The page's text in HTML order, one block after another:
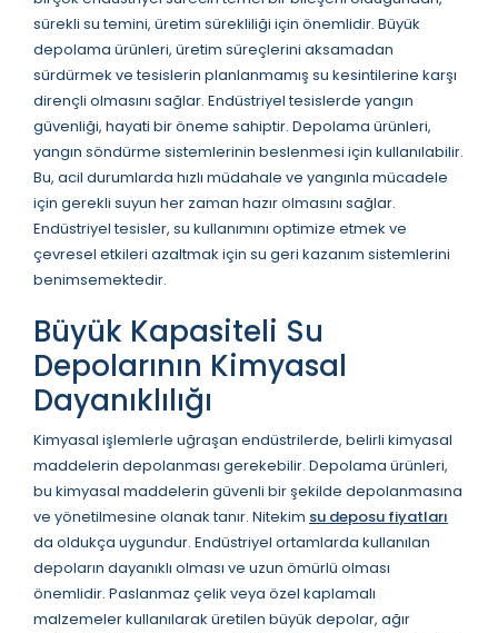
sürekli su temini, üretim sürekliliği için önemlidir. Büyük
depolama ürünleri, üretim süreçlerini aksamadan
sürdürmek ve tesislerin planlanmamış su kesintilerine karşı
dirençli olmasını sağlar. Endüstriyel tesislerde yangın
güvenliği, hayati bir öneme sahiptir. Depolama ürünleri,
yangın söndürme sistemlerinin beslenmesi için kullanılabilir.
Bu, acil durumlarda hızlı müdahale ve yangınla mücadele
için gerekli suyun her zaman hazır olmasını sağlar.
Endüstriyel tesisler, su kullanımını optimize etmek ve
çevresel etkileri azaltmak için su geri kazanım sistemlerini
benimsemektedir.
Büyük Kapasiteli Su
Depolarının Kimyasal
Dayanıklılığı
Kimyasal işlemlerle uğraşan endüstrilerde, belirli kimyasal
maddelerin depolanması gerekebilir. Depolama ürünleri,
bu kimyasal maddelerin güvenli bir şekilde depolanmasına
ve yönetilmesine olanak tanır. Nitekim su deposu fiyatları
da oldukça uygundur. Endüstriyel ortamlarda kullanılan
depoların dayanıklı olması ve uzun ömürlü olması
önemlidir. Paslanmaz çelik veya özel kaplamalı
malzemeler kullanılarak üretilen büyük depolar, ağır